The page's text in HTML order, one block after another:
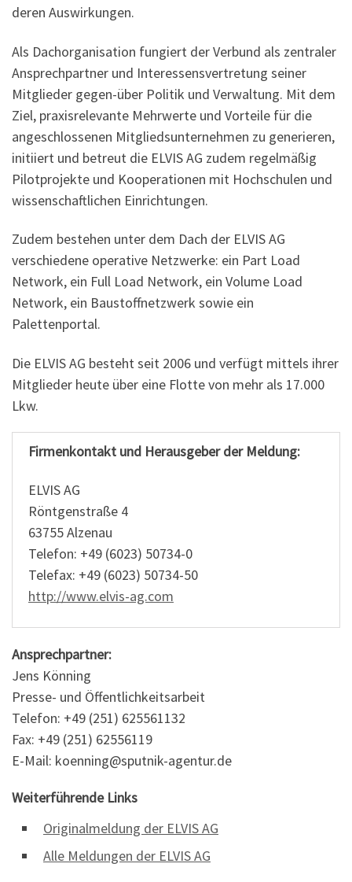
deren Auswirkungen.
Als Dachorganisation fungiert der Verbund als zentraler
Ansprechpartner und Interessensvertretung seiner
Mitglieder gegen-über Politik und Verwaltung. Mit dem
Ziel, praxisrelevante Mehrwerte und Vorteile für die
angeschlossenen Mitgliedsunternehmen zu generieren,
initiiert und betreut die ELVIS AG zudem regelmäßig
Pilotprojekte und Kooperationen mit Hochschulen und
wissenschaftlichen Einrichtungen.
Zudem bestehen unter dem Dach der ELVIS AG
verschiedene operative Netzwerke: ein Part Load
Network, ein Full Load Network, ein Volume Load
Network, ein Baustoffnetzwerk sowie ein
Palettenportal.
Die ELVIS AG besteht seit 2006 und verfügt mittels ihrer
Mitglieder heute über eine Flotte von mehr als 17.000
Lkw.
Firmenkontakt und Herausgeber der Meldung:
ELVIS AG
Röntgenstraße 4
63755 Alzenau
Telefon: +49 (6023) 50734-0
Telefax: +49 (6023) 50734-50
http://www.elvis-ag.com
Ansprechpartner:
Jens Könning
Presse- und Öffentlichkeitsarbeit
Telefon: +49 (251) 625561132
Fax: +49 (251) 62556119
E-Mail: koenning@sputnik-agentur.de
Weiterführende Links
Originalmeldung der ELVIS AG
Alle Meldungen der ELVIS AG